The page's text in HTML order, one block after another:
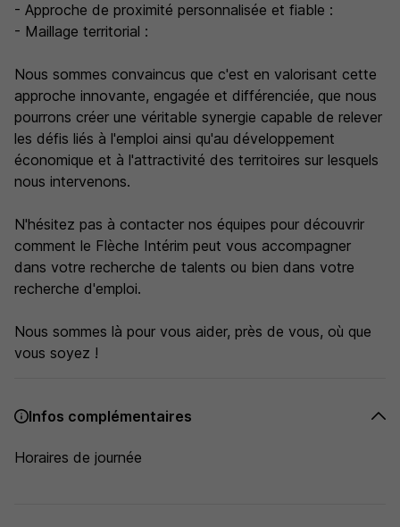
- Approche de proximité personnalisée et fiable :
- Maillage territorial :
Nous sommes convaincus que c'est en valorisant cette
approche innovante, engagée et différenciée, que nous
pourrons créer une véritable synergie capable de relever
les défis liés à l'emploi ainsi qu'au développement
économique et à l'attractivité des territoires sur lesquels
nous intervenons.
N'hésitez pas à contacter nos équipes pour découvrir
comment le Flèche Intérim peut vous accompagner
dans votre recherche de talents ou bien dans votre
recherche d'emploi.
Nous sommes là pour vous aider, près de vous, où que
vous soyez !
Infos complémentaires
Horaires de journée